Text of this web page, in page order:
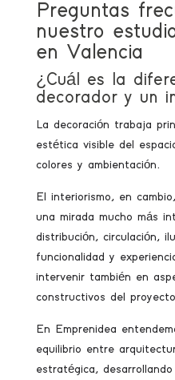
Preguntas
nuestro
en Valencia
¿Cuál es la
decorador y un
La decoración trabaja
estética visible del
colores y ambientación.
El interiorismo, en
una mirada mucho más
distribución, circulación,
funcionalidad y
intervenir también en
constructivos del
En Emprenidea
equilibrio entre
estratégica,